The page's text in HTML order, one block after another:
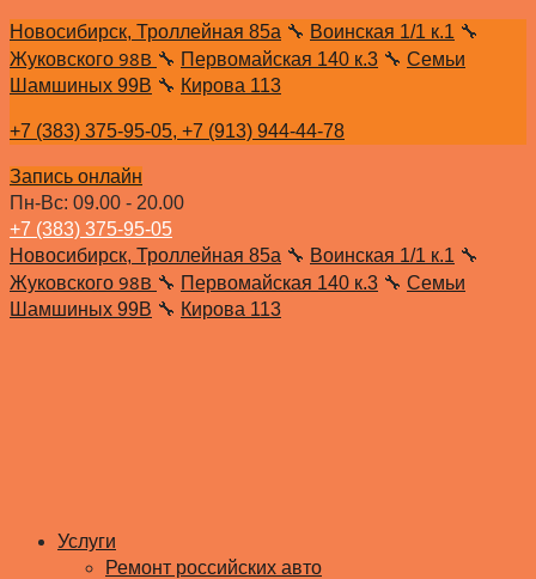
Новосибирск, Троллейная 85а 🔧 Воинская 1/1 к.1 🔧
Жуковского 98В 🔧 Первомайская 140 к.3 🔧 Семьи
Шамшиных 99В 🔧 Кирова 113
+7 (383) 375-95-05, +7 (913) 944-44-78
Запись онлайн
Пн-Вс: 09.00 - 20.00
+7 (383) 375-95-05
Новосибирск, Троллейная 85а 🔧 Воинская 1/1 к.1 🔧
Жуковского 98В 🔧 Первомайская 140 к.3 🔧 Семьи
Шамшиных 99В 🔧 Кирова 113
Услуги
Ремонт российских авто